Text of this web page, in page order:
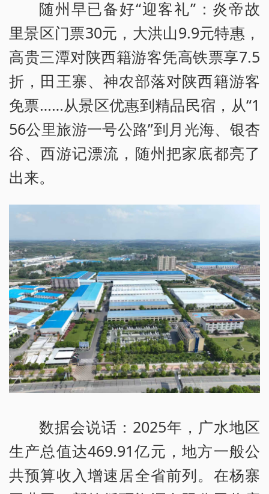
随州早已备好“迎客礼”：炎帝故
里景区门票30元，大洪山9.9元特惠，
高贵三潭对陕西籍游客凭高铁票享7.5
折，田王寨、神农部落对陕西籍游客
免票……从景区优惠到精品民宿，从“1
56公里旅游一号公路”到月光海、银杏
谷、西游记漂流，随州把家底都亮了
出来。
数据会说话：2025年，广水地区
生产总值达469.91亿元，地方一般公
共预算收入增速居全省前列。在杨寨